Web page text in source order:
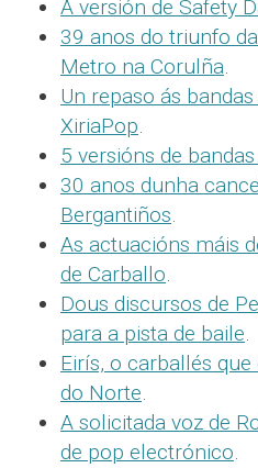
A versión de Safety
39 anos do triunfo
Metro na Corulña.
Un repaso ás
XiriaPop.
5 versións de
30 anos dunha
Bergantiños.
As actuacións máis
de Carballo.
Dous discursos de
para a pista de baile.
Eirís, o carballés
do Norte.
A solicitada voz de
de pop electrónico.